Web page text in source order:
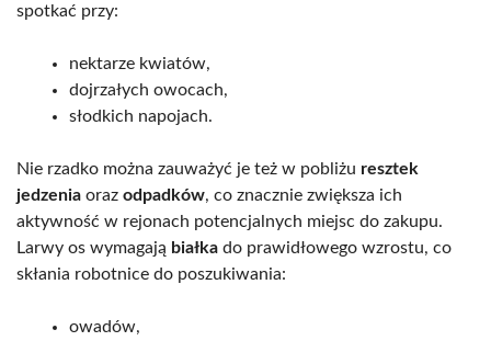
spotkać przy:
nektarze kwiatów,
dojrzałych owocach,
słodkich napojach.
Nie rzadko można zauważyć je też w pobliżu resztek
jedzenia oraz odpadków, co znacznie zwiększa ich
aktywność w rejonach potencjalnych miejsc do zakupu.
Larwy os wymagają białka do prawidłowego wzrostu, co
skłania robotnice do poszukiwania:
owadów,